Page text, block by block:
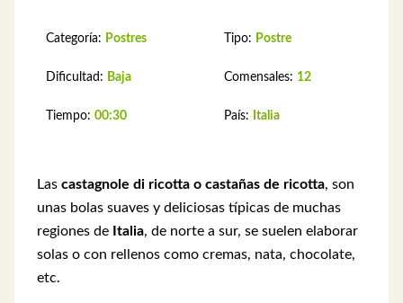
Categoría: Postres
Dificultad: Baja
Tiempo: 00:30
Tipo: Postre
Comensales: 12
País: Italia
Las castagnole di ricotta o castañas de ricotta, son
unas bolas suaves y deliciosas típicas de muchas
regiones de Italia, de norte a sur, se suelen elaborar
solas o con rellenos como cremas, nata, chocolate,
etc.